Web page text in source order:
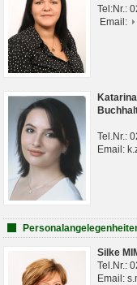
Tel:Nr.:
Email:
Tel.Nr.:
Email:
Silke
Tel.Nr.:
Email: